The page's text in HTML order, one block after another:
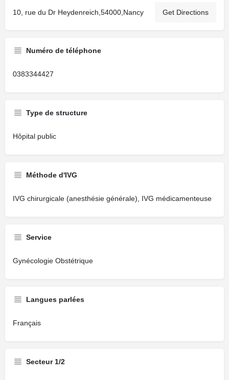
10, rue du Dr Heydenreich,54000,Nancy Get Directions
Numéro de téléphone
0383344427
Type de structure
Hôpital public
Méthode d'IVG
IVG chirurgicale (anesthésie générale), IVG médicamenteuse
Service
Gynécologie Obstétrique
Langues parlées
Français
Secteur 1/2